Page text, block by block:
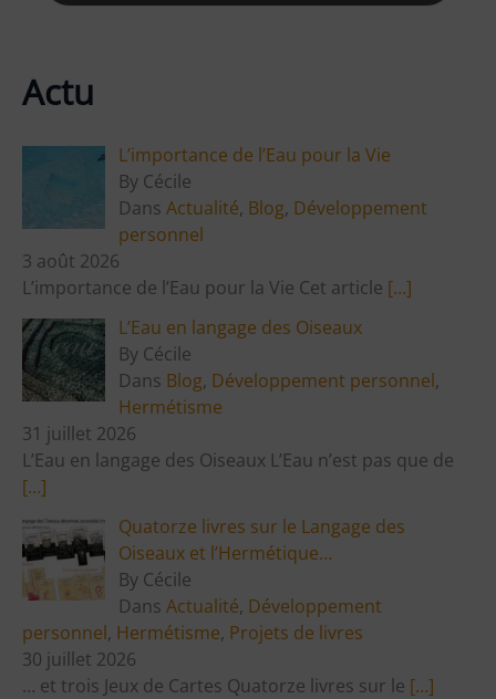
Actu
L’importance de l’Eau pour la Vie
By Cécile
Dans Actualité, Blog, Développement
personnel
3 août 2026
L’importance de l’Eau pour la Vie Cet article […]
L’Eau en langage des Oiseaux
By Cécile
Dans Blog, Développement personnel,
Hermétisme
31 juillet 2026
L’Eau en langage des Oiseaux L’Eau n’est pas que de
[…]
Quatorze livres sur le Langage des
Oiseaux et l’Hermétique…
By Cécile
Dans Actualité, Développement
personnel, Hermétisme, Projets de livres
30 juillet 2026
… et trois Jeux de Cartes Quatorze livres sur le […]